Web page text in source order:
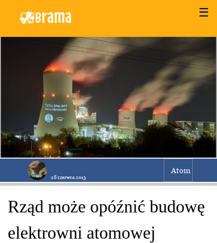
☰
28 czerwca 2013
Atom
Rząd może opóźnić budowę
elektrowni atomowej